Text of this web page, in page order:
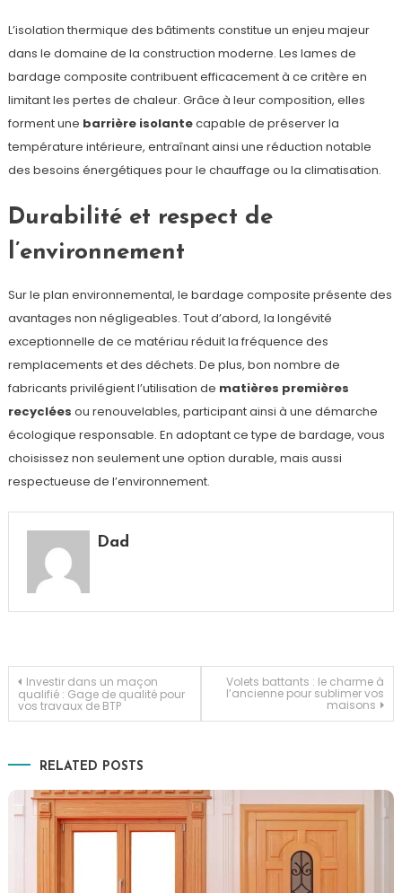
L’isolation thermique des bâtiments constitue un enjeu majeur
dans le domaine de la construction moderne. Les lames de
bardage composite contribuent efficacement à ce critère en
limitant les pertes de chaleur. Grâce à leur composition, elles
forment une barrière isolantecapable de préserver la
température intérieure, entraînant ainsi une réduction notable
des besoins énergétiques pour le chauffage ou la climatisation.
Durabilité et respect de
l’environnement
Sur le plan environnemental, le bardage composite présente des
avantages non négligeables. Tout d’abord, la longévité
exceptionnelle de ce matériau réduit la fréquence des
remplacements et des déchets. De plus, bon nombre de
fabricants privilégient l’utilisation de matières premières
recyclées ou renouvelables, participant ainsi à une démarche
écologique responsable. En adoptant ce type de bardage, vous
choisissez non seulement une option durable, mais aussi
respectueuse de l’environnement.
Dad
Navigation
de
l’article
Investir dans un maçon
qualifié : Gage de qualité pour
vos travaux de BTP
Volets battants : le charme à
l’ancienne pour sublimer vos
maisons
RELATED POSTS